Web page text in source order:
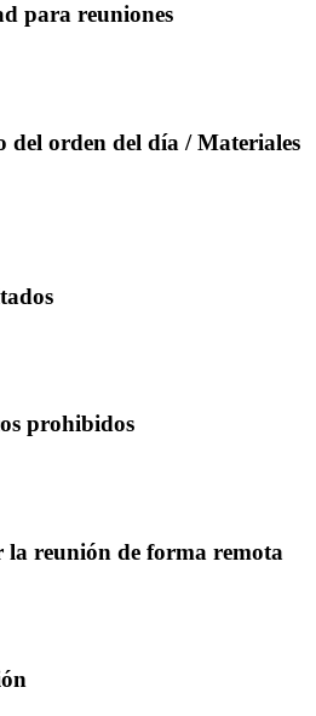
para reuniones
orden del día / Materiales
prohibidos
la reunión de forma remota